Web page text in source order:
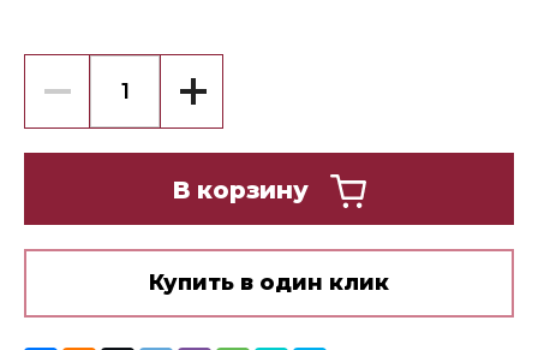
В корзину
Купить в один клик